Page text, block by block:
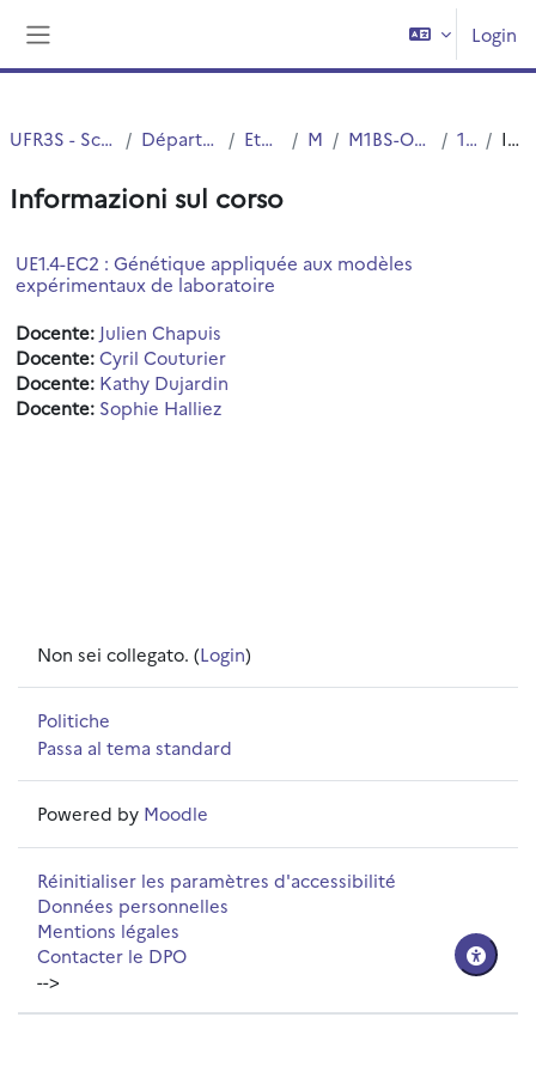
Login
UFR3S - Sciences de Santé et du Sport Département UFR3S - Médecine Etudes Medicales MASTERS M1BS-Option Santé-Double cursus 1ère année Introduzione
Informazioni sul corso
UE1.4-EC2 : Génétique appliquée aux modèles
expérimentaux de laboratoire
Docente: Julien Chapuis
Docente:Cyril Couturier
Docente: Kathy Dujardin
Docente: Sophie Halliez
Non sei collegato. (Login)
Politiche
Passa al tema standard
Powered by Moodle
Réinitialiser les paramètres d'accessibilité
Données personnelles
Mentions légales
Contacter le DPO
-->